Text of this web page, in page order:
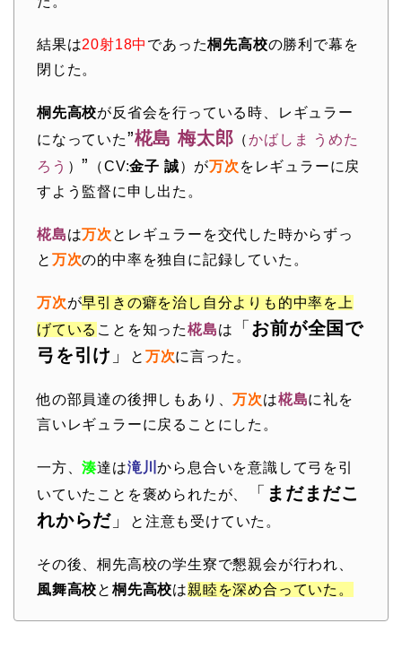
結果は20射18中 であった桐先高校の勝利で幕を
閉じた。
桐先高校が反省会を行っている時、レギュラー
になっていた”椛島 梅太郎 （かばしま うめた
ろう ） ” （CV:金子 誠）が万次 をレギュラーに戻
すよう監督に申し出た。
椛島は万次 とレギュラーを交代した時からずっ
と 万次の的中率を独自に記録していた。
万次が早引きの癖を治し自分よりも的中率を上
げている ことを知った椛島は 「お前が全国で
弓を引け 」 と 万次に言った。
他の部員達の後押しもあり、万次は椛島に礼を
言いレギュラーに戻ることにした。
一方、湊達は滝川から息合いを意識して弓を引
いていたことを褒められたが、
「 まだまだこ
れからだ 」 と注意も受けていた。
その後、桐先高校の学生寮で懇親会が行われ、
風舞高校と桐先高校は親睦を深め合っていた。